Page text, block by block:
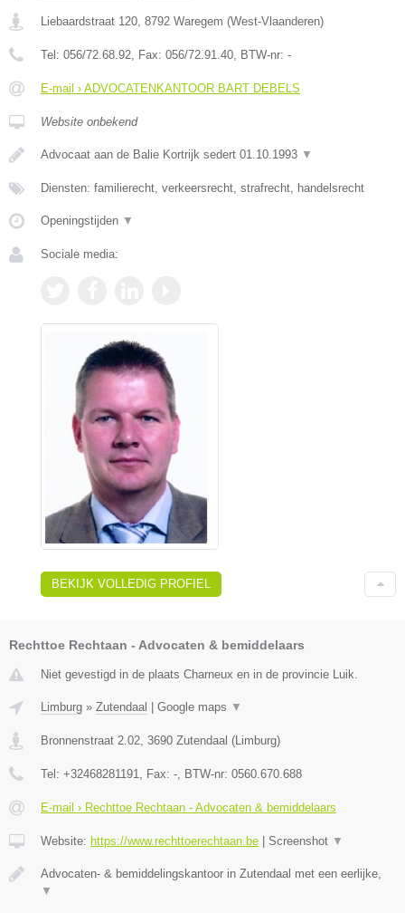
Liebaardstraat 120, 8792 Waregem (West-Vlaanderen)
Tel: 056/72.68.92, Fax: 056/72.91.40, BTW-nr: -
E-mail › ADVOCATENKANTOOR BART DEBELS
Website onbekend
Advocaat aan de Balie Kortrijk sedert 01.10.1993 ▼
Diensten: familierecht, verkeersrecht, strafrecht, handelsrecht
Openingstijden ▼
Sociale media:
BEKIJK VOLLEDIG PROFIEL
Rechttoe Rechtaan - Advocaten & bemiddelaars
Niet gevestigd in de plaats Charneux en in de provincie Luik.
Limburg » Zutendaal | Google maps ▼
Bronnenstraat 2.02 3690 Zutendaal (Limburg)
Tel: +32468281191 , Fax: - , BTW-nr: 0560.670.688
E-mail › Rechttoe Rechtaan - Advocaten & bemiddelaars
Website: https://www.rechttoerechtaan.be | Screenshot ▼
Advocaten- & bemiddelingskantoor in Zutendaal met een eerlijke,
▼